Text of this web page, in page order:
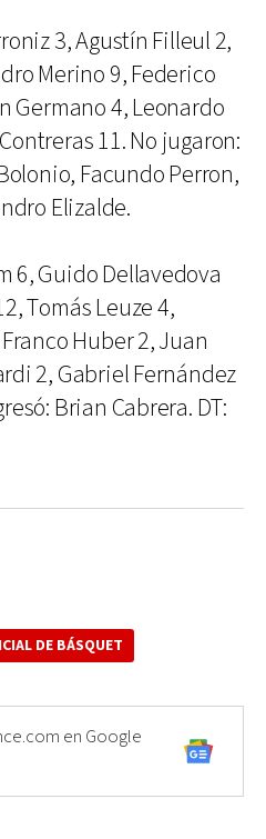
3, Agustín Filleul 2,
Merino 9, Federico
Germano 4, Leonardo
11. No jugaron:
Facundo Perron,
Elizalde.
6, Guido Dellavedova
Tomás Leuze 4,
Huber 2, Juan
2, Gabriel Fernández
Brian Cabrera. DT:
DE BÁSQUET
en Google